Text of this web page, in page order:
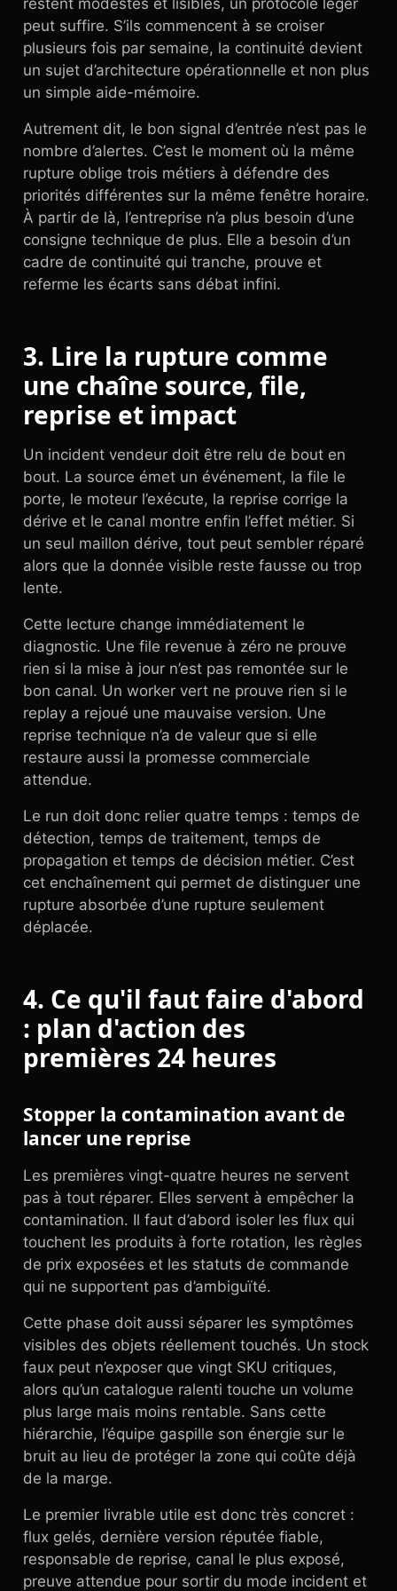
restent modestes et lisibles, un protocole léger
peut suffire. S’ils commencent à se croiser
plusieurs fois par semaine, la continuité devient
un sujet d’architecture opérationnelle et non plus
un simple aide-mémoire.
Autrement dit, le bon signal d’entrée n’est pas le
nombre d’alertes. C’est le moment où la même
rupture oblige trois métiers à défendre des
priorités différentes sur la même fenêtre horaire.
À partir de là, l’entreprise n’a plus besoin d’une
consigne technique de plus. Elle a besoin d’un
cadre de continuité qui tranche, prouve et
referme les écarts sans débat infini.
3. Lire la rupture comme
une chaîne source, file,
reprise et impact
Un incident vendeur doit être relu de bout en
bout. La source émet un événement, la file le
porte, le moteur l’exécute, la reprise corrige la
dérive et le canal montre enfin l’effet métier. Si
un seul maillon dérive, tout peut sembler réparé
alors que la donnée visible reste fausse ou trop
lente.
Cette lecture change immédiatement le
diagnostic. Une file revenue à zéro ne prouve
rien si la mise à jour n’est pas remontée sur le
bon canal. Un worker vert ne prouve rien si le
replay a rejoué une mauvaise version. Une
reprise technique n’a de valeur que si elle
restaure aussi la promesse commerciale
attendue.
Le run doit donc relier quatre temps : temps de
détection, temps de traitement, temps de
propagation et temps de décision métier. C’est
cet enchaînement qui permet de distinguer une
rupture absorbée d’une rupture seulement
déplacée.
4. Ce qu'il faut faire d'abord
: plan d'action des
premières 24 heures
Stopper la contamination avant de
lancer une reprise
Les premières vingt-quatre heures ne servent
pas à tout réparer. Elles servent à empêcher la
contamination. Il faut d’abord isoler les flux qui
touchent les produits à forte rotation, les règles
de prix exposées et les statuts de commande
qui ne supportent pas d’ambiguïté.
Cette phase doit aussi séparer les symptômes
visibles des objets réellement touchés. Un stock
faux peut n’exposer que vingt SKU critiques,
alors qu’un catalogue ralenti touche un volume
plus large mais moins rentable. Sans cette
hiérarchie, l’équipe gaspille son énergie sur le
bruit au lieu de protéger la zone qui coûte déjà
de la marge.
Le premier livrable utile est donc très concret :
flux gelés, dernière version réputée fiable,
responsable de reprise, canal le plus exposé,
preuve attendue pour sortir du mode incident et